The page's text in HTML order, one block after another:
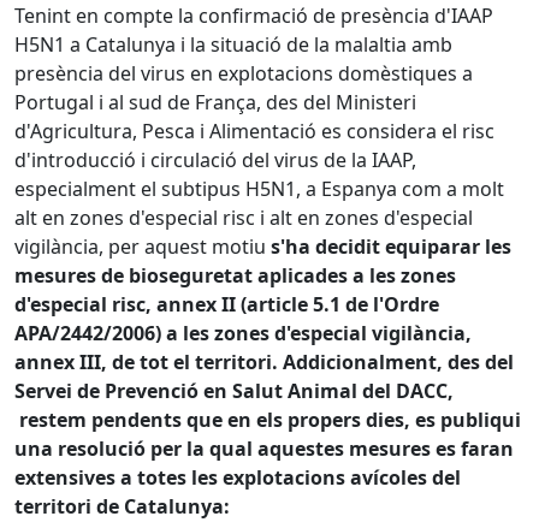
Tenint en compte la confirmació de presència d'IAAP
H5N1 a Catalunya i la situació de la malaltia amb
presència del virus en explotacions domèstiques a
Portugal i al sud de França, des del Ministeri
d'Agricultura, Pesca i Alimentació es considera el risc
d'introducció i circulació del virus de la IAAP,
especialment el subtipus H5N1, a Espanya com a molt
alt en zones d'especial risc i alt en zones d'especial
vigilància, per aquest motiu s'ha decidit equiparar les
mesures de bioseguretat aplicades a les zones
d'especial risc, annex II (article 5.1 de l'Ordre
APA/2442/2006) a les zones d'especial vigilància,
annex III, de tot el territori. Addicionalment, des del
Servei de Prevenció en Salut Animal del DACC,
restem pendents que en els propers dies, es publiqui
una resolució per la qual aquestes mesures es faran
extensives a totes les explotacions avícoles del
territori de Catalunya: